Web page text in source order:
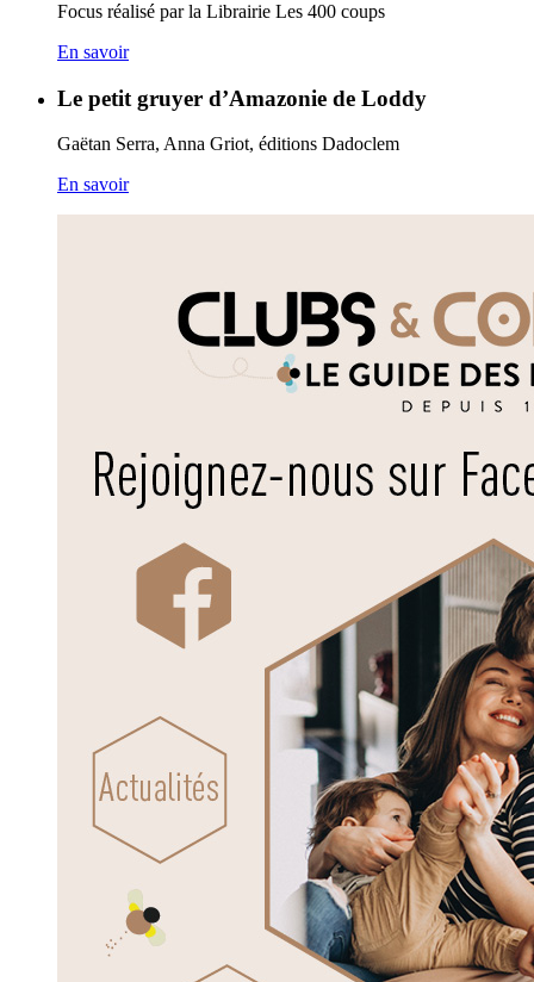
Focus réalisé par la Librairie Les 400 coups
En savoir
Le petit gruyer d’Amazonie de Loddy
Gaëtan Serra, Anna Griot, éditions Dadoclem
En savoir